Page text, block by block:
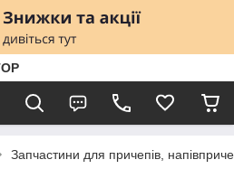
Запчастини для причепів,